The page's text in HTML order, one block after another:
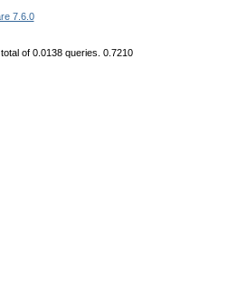
7.6.0
of 0.0138 queries. 0.7210